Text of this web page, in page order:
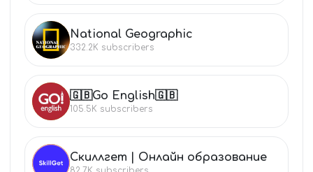
NA National Geographic
332.2K subscribers
🇬 🇬🇧Go English🇬🇧
105.5K subscribers
СК Скиллгет | Онлайн образование